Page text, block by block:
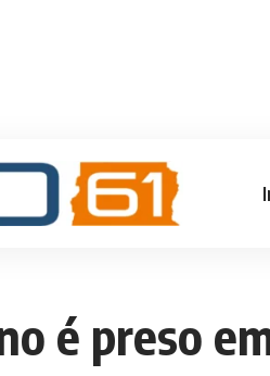
é preso